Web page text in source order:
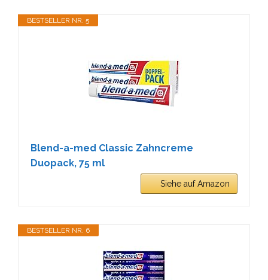
BESTSELLER NR. 5
Blend-a-med Classic Zahncreme
Duopack, 75 ml
Siehe auf Amazon
BESTSELLER NR. 6